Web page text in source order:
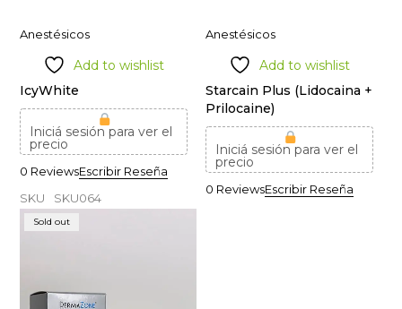
Anestésicos
Add to wishlist
IcyWhite
Iniciá sesión para ver el
precio
0 ReviewsEscribir Reseña
SKU
SKU064
Anestésicos
Add to wishlist
Starcain Plus (Lidocaina +
Prilocaine)
Iniciá sesión para ver el
precio
0 ReviewsEscribir Reseña
Sold out